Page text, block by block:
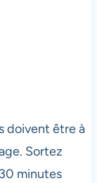
doivent être à
Sortez
minutes